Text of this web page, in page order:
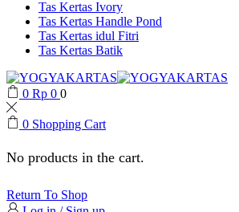
Tas Kertas Ivory
Tas Kertas Handle Pond
Tas Kertas idul Fitri
Tas Kertas Batik
0 Rp 0 0
0 Shopping Cart
No products in the cart.
Return To Shop